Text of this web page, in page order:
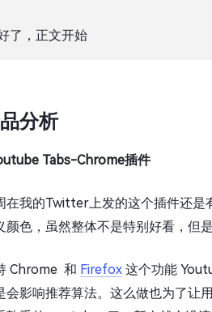
了，正文开始
分析
Tabs-Chrome插件
在我的Twitter上发的这个插件还是
颜色，虽然整体不是特别好看，但是
Chrome 和 Firefox 这个功能
会影响推荐算法。这么做也为了让